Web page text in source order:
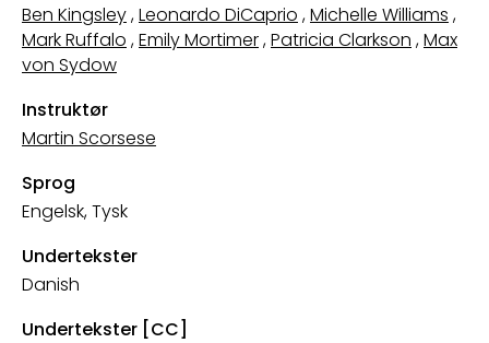
Ben Kingsley,Leonardo DiCaprio ,Michelle Williams ,
Mark Ruffalo ,Emily Mortimer,Patricia Clarkson ,Max
von Sydow
Instruktør
Martin Scorsese
Sprog
Engelsk, Tysk
Undertekster
Danish
Undertekster [CC]